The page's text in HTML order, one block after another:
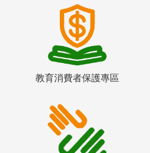
教育消費者保護專區